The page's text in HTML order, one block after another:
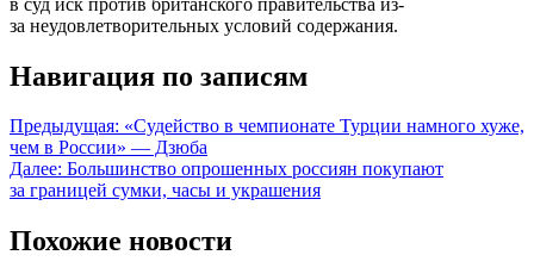
за неудовлетворительных условий содержания.
Навигация по записям
Предыдущая: «Судейство в чемпионате Турции намного хуже,
чем в России» — Дзюба
Далее: Большинство опрошенных россиян покупают
за границей сумки, часы и украшения
Похожие новости